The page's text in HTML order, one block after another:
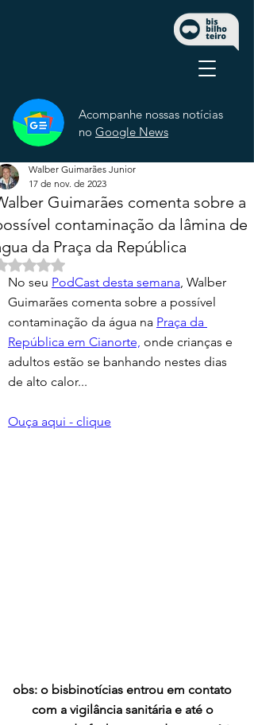
Acompanhe nossas notícias
no Google News
Guimarães comenta sobre a
contaminação da lâmina de
da Praça da República
Walber Guimarães Junior
17 de nov. de 2023
Avaliado com NaN de 5 estrelas.
No seu PodCast desta semana, Walber
Guimarães comenta sobre a possível
contaminação da água na Praça da
República em Cianorte, onde crianças e
adultos estão se banhando nestes dias
de alto calor...
Ouça aqui - clique
obs: o bisbinotícias entrou em contato
com a vigilância sanitária e até o